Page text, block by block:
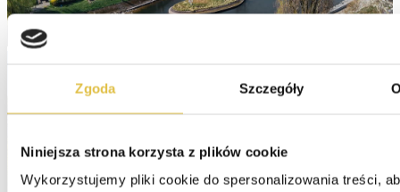
Zgoda Szczegóły
Niniejsza strona korzysta z plików cookie
Wykorzystujemy pliki cookie do spersonalizowania treści,